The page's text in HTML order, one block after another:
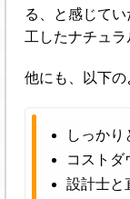
る、と感じて
工したナチュラ
他にも、以下の
しっかり
コストダ
設計士と